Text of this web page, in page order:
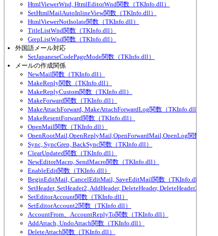
HtmlViewerWnd, HtmlEditorWnd関数（TKInfo.dll）
SetHtmlMailAutoInlineView関数（TKInfo.dll）
HtmlViewerNotIsolate関数（TKInfo.dll）
TitleListWnd関数（TKInfo.dll）
GrepListWnd関数（TKInfo.dll）
外国語メール対応
SetJapaneseCodePageMode関数（TKInfo.dll）
メールの作成関係
NewMail関数（TKInfo.dll）
MakeReply関数（TKInfo.dll）
MakeReplyCustom関数（TKInfo.dll）
MakeForward関数（TKInfo.dll）
MakeAttachForward, MakeAttachForwardLog関数（TKInfo.dll）
MakeResentForward関数（TKInfo.dll）
OpenMail関数（TKInfo.dll）
OpenRootMail,OpenReplyMail,OpenForwardMail,OpenLog関数（
Sync, SyncGrep, BackSync関数（TKInfo.dll）
ClearUpdated関数（TKInfo.dll）
NewEditorMacro, SendMacro関数（TKInfo.dll）
EnableEdit関数（TKInfo.dll）
BeginEditMail, CancelEditMail, SaveEditMail関数（TKInfo.dll）
SetHeader, SetHeader2, AddHeader, DeleteHeader, DeleteHeader2,
SetEditorAccount関数（TKInfo.dll）
SetEditorAccount2関数（TKInfo.dll）
AccountFrom、AccountReplyTo関数（TKInfo.dll）
AddAttach, UndoAttach関数（TKInfo.dll）
DeleteAttach関数（TKInfo.dll）